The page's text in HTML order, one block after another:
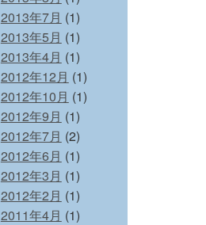
2013年7月 (1)
2013年5月 (1)
2013年4月 (1)
2012年12月 (1)
2012年10月 (1)
2012年9月 (1)
2012年7月 (2)
2012年6月 (1)
2012年3月 (1)
2012年2月 (1)
2011年4月 (1)